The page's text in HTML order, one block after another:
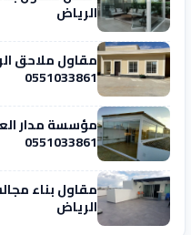
الرياض
مقاول ملاحق
0551033861
مؤسسة مدار
0551033861
مقاول بناء
الرياض